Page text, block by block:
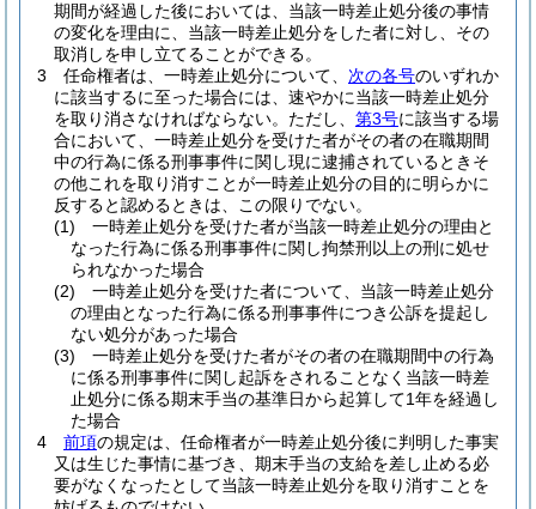
期間が経過した後においては、当該一時差止処分後の事情
の変化を理由に、当該一時差止処分をした者に対し、その
取消しを申し立てることができる。
3
任命権者は、一時差止処分について、 次の各号のいずれか
に該当するに至った場合には、速やかに当該一時差止処分
を取り消さなければならない。 ただし、 第3号に該当する場
合において、一時差止処分を受けた者がその者の在職期間
中の行為に係る刑事事件に関し現に逮捕されているときそ
の他これを取り消すことが一時差止処分の目的に明らかに
反すると認めるときは、この限りでない。
(1)
一時差止処分を受けた者が当該一時差止処分の理由と
なった行為に係る刑事事件に関し拘禁刑以上の刑に処せ
られなかった場合
(2)
一時差止処分を受けた者について、当該一時差止処分
の理由となった行為に係る刑事事件につき公訴を提起し
ない処分があった場合
(3)
一時差止処分を受けた者がその者の在職期間中の行為
に係る刑事事件に関し起訴をされることなく当該一時差
止処分に係る期末手当の基準日から起算して1年を経過し
た場合
4
前項の規定は、任命権者が一時差止処分後に判明した事実
又は生じた事情に基づき、期末手当の支給を差し止める必
要がなくなったとして当該一時差止処分を取り消すことを